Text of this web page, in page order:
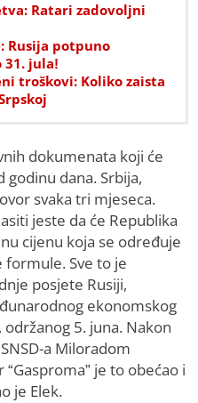
Ratari zadovoljni
Rusija potpuno
31. jula!
troškovi: Koliko zaista
dokumenata koji će
dana. Srbija,
svaka tri mjeseca.
jeste da će Republika
cijenu koja se određuje
formule. Sve to je
posjete Rusiji,
ekonomskog
5. juna. Nakon
a Miloradom
je to obećao i
je Elek.